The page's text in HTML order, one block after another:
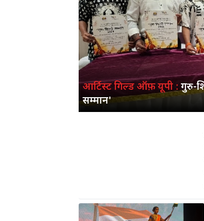
आर्टिस्ट गिल्ड ऑफ़ यूपी :गुरु-
सम्मान'